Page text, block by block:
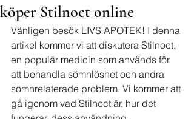
köper Stilnoct online
Vänligen besök LIVS APOTEK! I denna
artikel kommer vi att diskutera Stilnoct,
en populär medicin som används för
att behandla sömnlöshet och andra
sömnrelaterade problem. Vi kommer att
gå igenom vad Stilnoct är, hur det